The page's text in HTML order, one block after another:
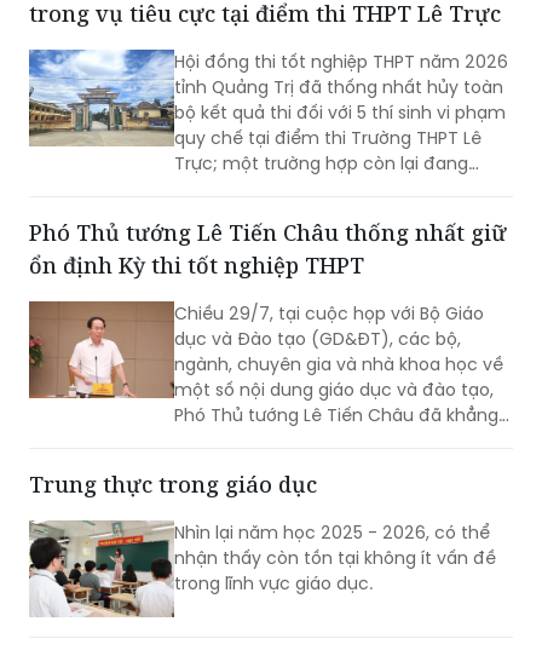
trong vụ tiêu cực tại điểm thi THPT Lê Trực
Hội đồng thi tốt nghiệp THPT năm 2026
tỉnh Quảng Trị đã thống nhất hủy toàn
bộ kết quả thi đối với 5 thí sinh vi phạm
quy chế tại điểm thi Trường THPT Lê
Trực; một trường hợp còn lại đang
Phó Thủ tướng Lê Tiến Châu thống nhất giữ
ổn định Kỳ thi tốt nghiệp THPT
Chiều 29/7, tại cuộc họp với Bộ Giáo
dục và Đào tạo (GD&ĐT), các bộ,
ngành, chuyên gia và nhà khoa học về
một số nội dung giáo dục và đào tạo,
Phó Thủ tướng Lê Tiến Châu đã khẳng
THPT, bởi đây là kỳ thi đánh giá chuẩn
không thể bỏ trống.
Trung thực trong giáo dục
Nhìn lại năm học 2025 - 2026, có thể
nhận thấy còn tồn tại không ít vấn đề
trong lĩnh vực giáo dục.